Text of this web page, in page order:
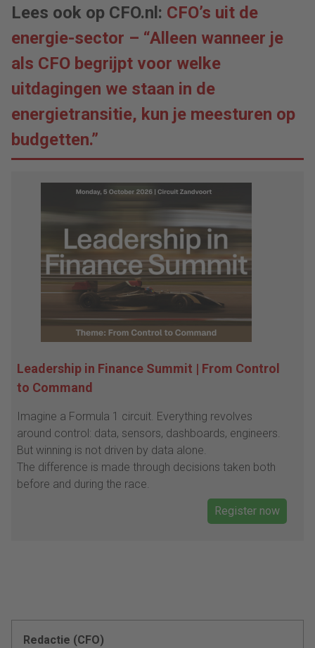
Lees ook op CFO.nl: CFO’s uit de
energie-sector – “Alleen wanneer je
als CFO begrijpt voor welke
uitdagingen we staan in de
energietransitie, kun je meesturen op
budgetten.”
Leadership in Finance Summit | From Control
to Command
Imagine a Formula 1 circuit. Everything revolves
around control: data, sensors, dashboards, engineers.
But winning is not driven by data alone.
The difference is made through decisions taken both
before and during the race.
Register now
Redactie (CFO)